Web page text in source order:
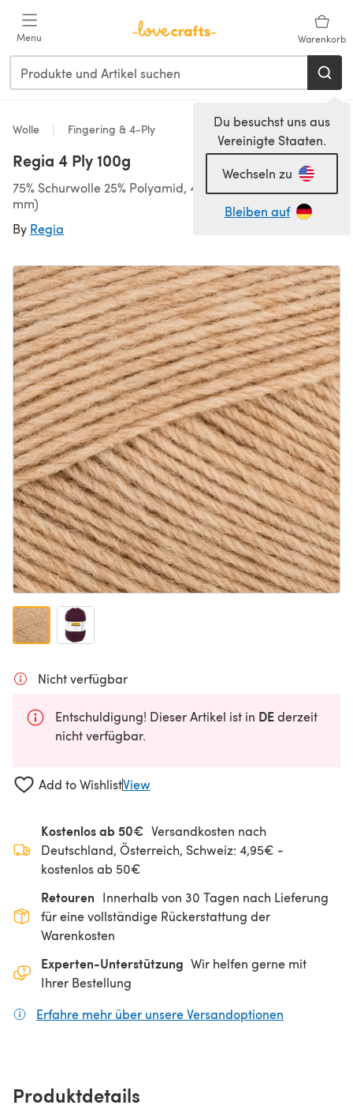
Menu Warenkorb
Du besuchst uns aus
Vereinigte Staaten.
Wechseln zu
Bleiben auf
Wolle Fingering & 4-Ply
Regia 4 Ply 100g
75% Schurwolle 25% Polyamid, 420m/100g, 4-Ply (3,50
mm)
By Regia
Nicht verfügbar
Entschuldigung! Dieser Artikel ist in DEderzeit
nicht verfügbar.
Add to WishlistView
Kostenlos ab 50€ Versandkosten nach
Deutschland, Österreich, Schweiz: 4,95€ -
kostenlos ab 50€
Retouren Innerhalb von 30 Tagen nach Lieferung
für eine vollständige Rückerstattung der
Warenkosten
Experten-Unterstützung Wir helfen gerne mit
Ihrer Bestellung
Erfahre mehr über unsere Versandoptionen
Produktdetails